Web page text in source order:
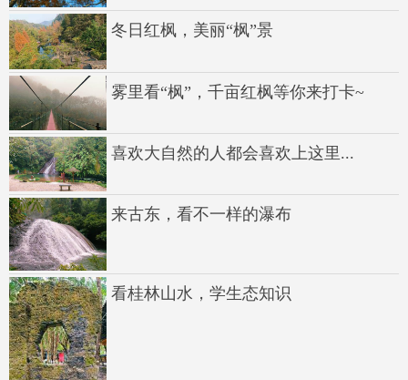
冬日红枫，美丽“枫”景
雾里看“枫”，千亩红枫等你来打卡~
喜欢大自然的人都会喜欢上这里...
来古东，看不一样的瀑布
看桂林山水，学生态知识